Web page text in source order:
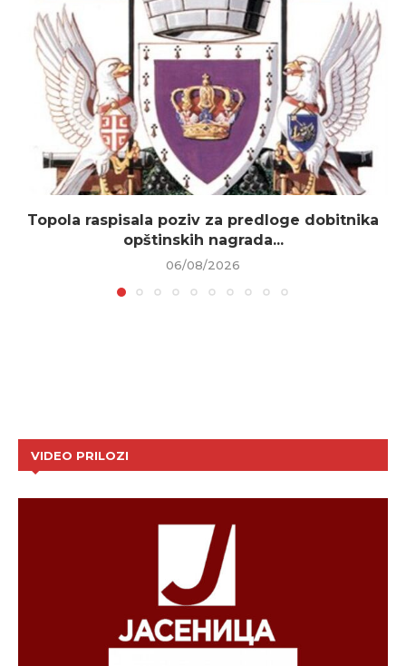
Topola raspisala poziv za predloge dobitnika
opštinskih nagrada...
06/08/2026
VIDEO PRILOZI